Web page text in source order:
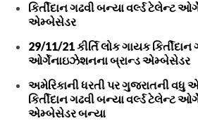
કિર્તીદાન ગઢવી બન્યા વર્લ્ડ ટેલેન્ટ
એમ્બેસેડર
29/11/21 કીર્તિ લોક ગાયક
ઓર્ગેનાઇઝેશનના બ્રાન્ડ એમ્બેસેડર
અમેરિકાની ધરતી પર ગુજરાતની વધુ
કિર્તીદાન ગઢવી બન્યા વર્લ્ડ ટેલેન્ટ
એમ્બેસેડર બન્યા